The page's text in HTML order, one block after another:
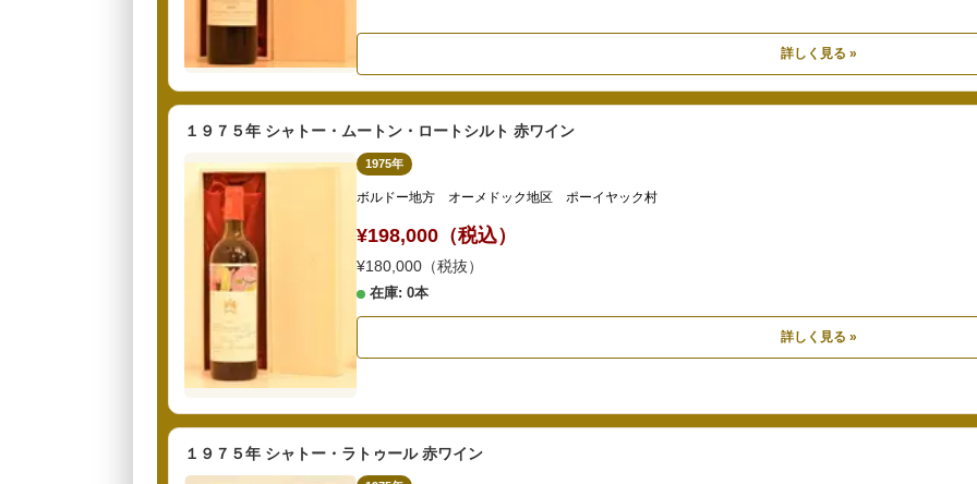
詳しく見る »
１９７５年 シャトー・ムートン・ロートシルト 赤ワイン
1975年
ボルドー地方 オーメドック地区 ポーイヤック村
¥198,000（税込）
¥180,000（税抜）
在庫: 0本
詳しく見る »
１９７５年 シャトー・ラトゥール 赤ワイン